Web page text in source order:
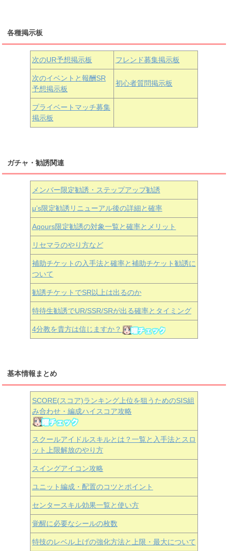
黒澤ダイヤ
朝香果林 近江彼方 エマ・ヴェルデ
各種掲示板
次のUR予想掲示板 フレンド募集掲示板
次のイベントと報酬SR
予想掲示板
初心者質問掲示板
プライベートマッチ募集
掲示板
ガチャ・勧誘関連
メンバー限定勧誘・ステップアップ勧誘
μ’s限定勧誘リニューアル後の詳細と確率
Aqours限定勧誘の対象一覧と確率とメリット
リセマラのやり方など
補助チケットの入手法と確率と補助チケット勧誘に
ついて
勧誘チケットでSR以上は出るのか
特待生勧誘でUR/SSR/SRが出る確率とタイミング
4分教を貴方は信じますか？
基本情報まとめ
SCORE(スコア)ランキング上位を狙うためのSIS組
み合わせ・編成ハイスコア攻略
スクールアイドルスキルとは？一覧と入手法とスロ
ット上限解放のやり方
スイングアイコン攻略
ユニット編成・配置のコツとポイント
センタースキル効果一覧と使い方
覚醒に必要なシールの枚数
特技のレベル上げの強化方法と上限・最大について